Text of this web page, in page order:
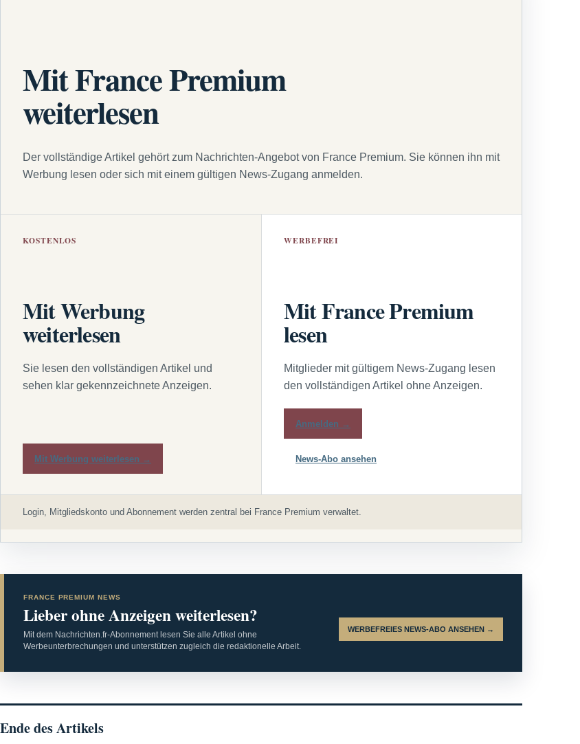
Mit France Premium
weiterlesen
Der vollständige Artikel gehört zum Nachrichten-Angebot von France Premium. Sie können ihn mit
Werbung lesen oder sich mit einem gültigen News-Zugang anmelden.
KOSTENLOS
Mit Werbung
weiterlesen
Sie lesen den vollständigen Artikel und
sehen klar gekennzeichnete Anzeigen.
Mit Werbung weiterlesen →
WERBEFREI
Mit France Premium
lesen
Mitglieder mit gültigem News-Zugang lesen
den vollständigen Artikel ohne Anzeigen.
Anmelden →
News-Abo ansehen
Login, Mitgliedskonto und Abonnement werden zentral bei France Premium verwaltet.
FRANCE PREMIUM NEWS
Lieber ohne Anzeigen weiterlesen?
Mit dem Nachrichten.fr-Abonnement lesen Sie alle Artikel ohne
Werbeunterbrechungen und unterstützen zugleich die redaktionelle Arbeit.
WERBEFREIES NEWS-ABO ANSEHEN →
Ende des Artikels